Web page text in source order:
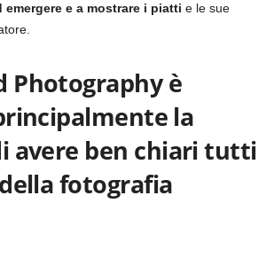
e a mostrare i piatti e le sue
Photography è
la
avere ben chiari tutti
fotografia